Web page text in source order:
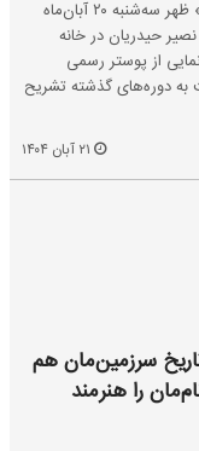
نشست خبری دهمین فستیوال رقابتی «پیانو کلارا» ظهر سه‌شنبه ۲۰ آبان‌ماه
نصیر حیدریان در خانه
از پوستر رسمی
به دوره‌های گذشته تشریح
سرزمین‌مان هم
را هنرمند